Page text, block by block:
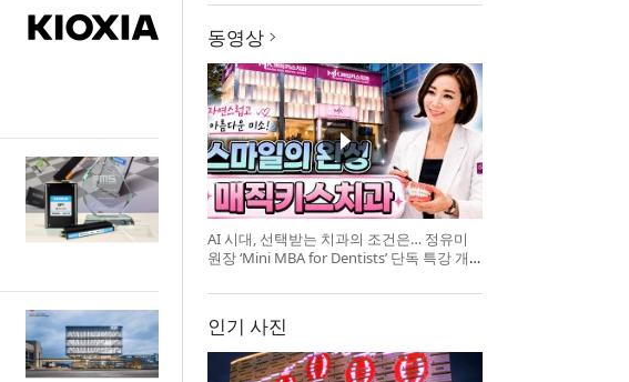
동영상
AI 시대, 선택받는 치과의 조건은… 정유미
원장 ‘Mini MBA for Dentists’ 단독 특강 개
인기 사진